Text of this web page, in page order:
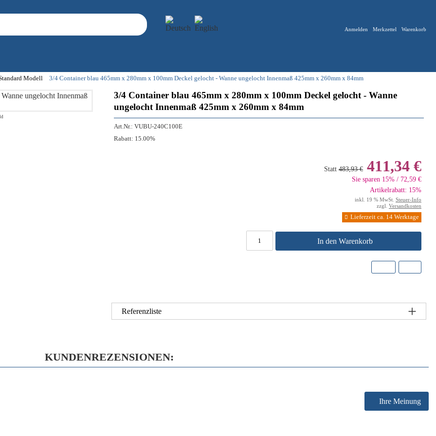
Anmelden Merkzettel Warenkorb
Modell 3/4 Container blau 465mm x 280mm x 100mm Deckel gelocht - Wanne ungelocht Innenmaß 425mm x 260mm x 84mm
3/4 Container blau 465mm x 280mm x 100mm Deckel gelocht - Wanne
ungelocht Innenmaß 425mm x 260mm x 84mm
Art.Nr.: VUBU-240C100E
Rabatt: 15.00%
Statt 483,93 € 411,34 €
Sie sparen 15% / 72,59 €
Artikelrabatt: 15%
inkl. 19 % MwSt. Steuer-Info
zzgl. Versandkosten
Lieferzeit ca. 14 Werktage
In den Warenkorb
Referenzliste
KUNDENREZENSIONEN:
Ihre Meinung